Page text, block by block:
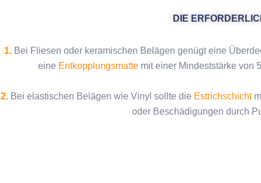
DIE
1. Bei Fliesen oder keramischen Belägen genügt eine
eine Entkopplungsmatte mit einer Mindeststärke von
2. Bei elastischen Belägen wie Vinyl sollte die Estrichschicht
oder Beschädigungen durch